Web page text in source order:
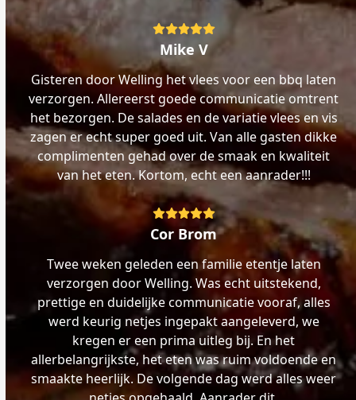
Rating:
Mike V
Gisteren door Welling het vlees voor een bbq laten
verzorgen. Allereerst goede communicatie omtrent
het bezorgen. De salades en de variatie vlees en vis
zagen er echt super goed uit. Van alle gasten dikke
complimenten gehad over de smaak en kwaliteit
van het eten. Kortom, echt een aanrader!!!
Rating:
5
Cor Brom
Twee weken geleden een familie etentje laten
verzorgen door Welling. Was echt uitstekend,
prettige en duidelijke communicatie vooraf, alles
werd keurig netjes ingepakt aangeleverd, we
kregen er een prima uitleg bij. En het
allerbelangrijkste, het eten was ruim voldoende en
smaakte heerlijk. De volgende dag werd alles weer